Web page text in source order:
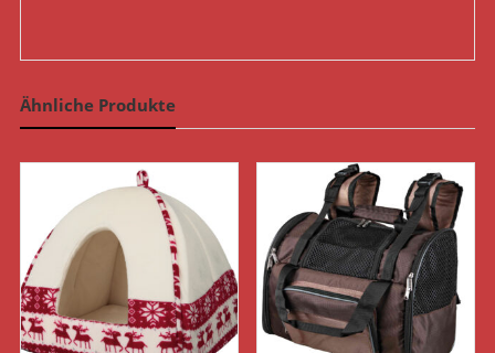
Ähnliche Produkte